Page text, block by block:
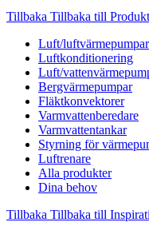
Tillbaka Tillbaka till
Luft/luftvärmepumpar
Luftkonditionering
Luft/
Bergvärmepumpar
Fläktkonvektorer
Varmvattenberedare
Varmvattentankar
Styrning för
Luftrenare
Alla produkter
Dina behov
Tillbaka Tillbaka till